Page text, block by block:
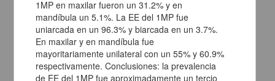
1MP en maxilar fueron un 31.2% y en
mandíbula un 5.1%. La EE del 1MP fue
uniarcada en un 96.3% y biarcada en un 3.7%.
En maxilar y en mandíbula fue
mayoritariamente unilateral con un 55% y 60.9%
respectivamente. Conclusiones: la prevalencia
de EE del 1MP fue aproximadamente un tercio